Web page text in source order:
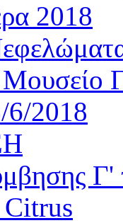
2018
Μουσείο
6/2018
Γ'
Citrus